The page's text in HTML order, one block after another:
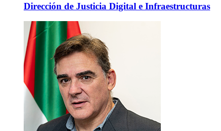
Dirección de Justicia Digital e Infraestructuras